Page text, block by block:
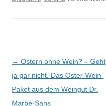
Beitrags-
Navigation
← Ostern ohne Wein? – Geht
ja gar nicht. Das Oster-Wein-
Paket aus dem Weingut Dr.
Marbé-Sans